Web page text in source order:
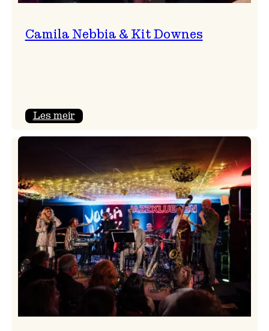
Camila Nebbia & Kit Downes
Les meir:
&
Kit
Downes